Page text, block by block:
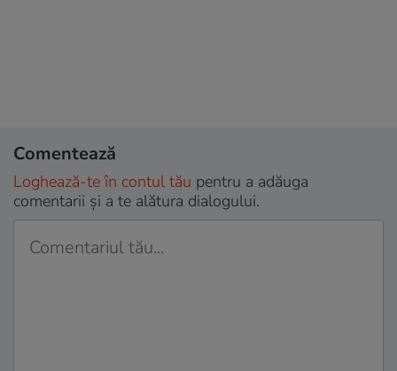
Comentează
Loghează-te în contul tău pentru a adăuga
comentarii și a te alătura dialogului.